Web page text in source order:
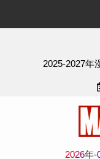
2025-2027年
2026年-